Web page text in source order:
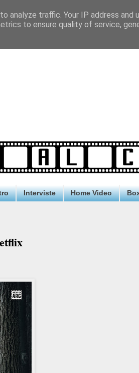
Interviste Home Video
analyze traffic. Your IP address and
to ensure quality of service,